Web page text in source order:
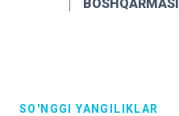
BOSHQARMASI
SO'NGGI YANGILIKLAR